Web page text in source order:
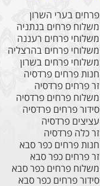
פרחים בערי השרון
משלוח פרחים בנתניה
משלוחי פרחים רעננה
משלוחי פרחים בהרצליה
משלוחי פרחים בשרון
חנות פרחים פרדסיה
זר פרחים פרדסיה
משלוח פרחים פרדסיה
סידור פרחים פרדסיה
עציצים פרדסיה
זר כלה פרדסיה
חנות פרחים כפר סבא
זר פרחים כפר סבא
משלוח פרחים כפר סבא
סידור פרחים כפר סבא